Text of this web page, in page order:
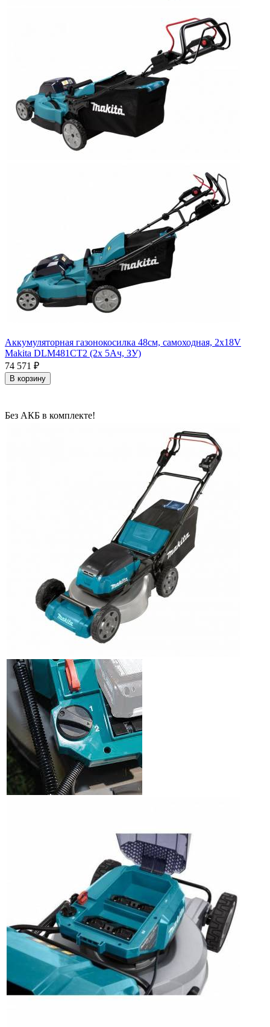
Аккумуляторная газонокосилка 48см, самоходная, 2х18V
Makita DLM481CT2 (2х 5Ач, ЗУ)
74 571
₽
В корзину
Без АКБ в комплекте!